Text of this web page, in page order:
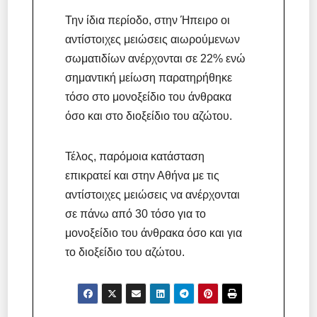
Την ίδια περίοδο, στην Ήπειρο οι
αντίστοιχες μειώσεις αιωρούμενων
σωματιδίων ανέρχονται σε 22% ενώ
σημαντική μείωση παρατηρήθηκε
τόσο στο μονοξείδιο του άνθρακα
όσο και στο διοξείδιο του αζώτου.
Τέλος, παρόμοια κατάσταση
επικρατεί και στην Αθήνα με τις
αντίστοιχες μειώσεις να ανέρχονται
σε πάνω από 30 τόσο για το
μονοξείδιο του άνθρακα όσο και για
το διοξείδιο του αζώτου.